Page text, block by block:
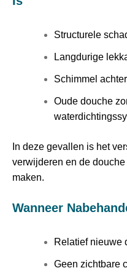
Structurele
Langdurige
Schimmel
Oude douche
In deze gevallen is het
verwijderen en de
maken.
Wanneer
Relatief nieuwe
Geen zichtbare